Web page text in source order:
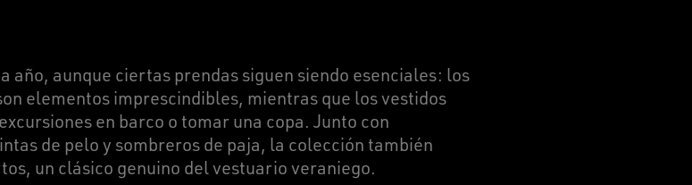
año, aunque ciertas prendas siguen siendo esenciales: los
elementos imprescindibles, mientras que los vestidos
en barco o tomar una copa. Junto con
de pelo y sombreros de paja, la colección también
un clásico genuino del vestuario veraniego.